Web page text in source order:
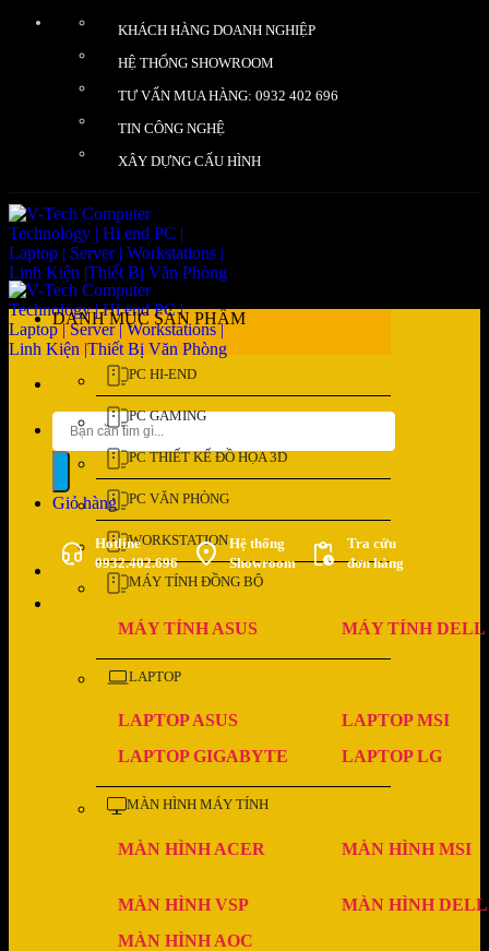
KHÁCH HÀNG DOANH NGHIỆP
HỆ THỐNG SHOWROOM
TƯ VẤN MUA HÀNG: 0932 402 696
TIN CÔNG NGHỆ
XÂY DỰNG CẤU HÌNH
Tìm
kiếm:
Giỏ hàng
Hotline
0932.402.696
Hệ thống
Showroom
Tra cứu
đơn hàng
DANH MỤC SẢN PHẨM
PC HI-END
PC GAMING
PC THIẾT KẾ ĐỒ HỌA 3D
PC VĂN PHÒNG
WORKSTATION
MÁY TÍNH ĐỒNG BỘ
MÁY TÍNH ASUS MÁY TÍNH DELL
LAPTOP
LAPTOP ASUS
LAPTOP MSI
LAPTOP GIGABYTE
LAPTOP LG
MÀN HÌNH MÁY TÍNH
MÀN HÌNH ACER MÀN HÌNH MSI
MÀN HÌNH VSP
MÀN HÌNH DELL
MÀN HÌNH AOC